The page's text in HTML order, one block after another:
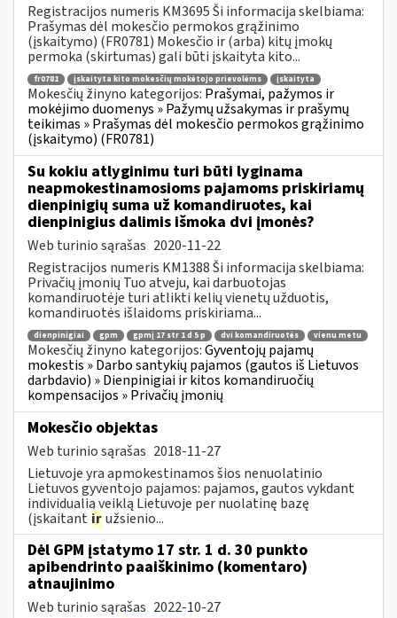
Registracijos numeris KM3695 Ši informacija skelbiama:
Prašymas dėl mokesčio permokos grąžinimo
(įskaitymo) (FR0781) Mokesčio ir (arba) kitų įmokų
permoka (skirtumas) gali būti įskaityta kito...
fr0781 įskaityta kito mokesčių mokėtojo prievolėms įskaityta
Mokesčių žinyno kategorijos: Prašymai, pažymos ir
mokėjimo duomenys » Pažymų užsakymas ir prašymų
teikimas » Prašymas dėl mokesčio permokos grąžinimo
(įskaitymo) (FR0781)
Su kokiu atlyginimu turi būti lyginama
neapmokestinamosioms pajamoms priskiriamų
dienpinigių suma už komandiruotes, kai
dienpinigius dalimis išmoka dvi įmonės?
Web turinio sąrašas 2020-11-22
Registracijos numeris KM1388 Ši informacija skelbiama:
Privačių įmonių Tuo atveju, kai darbuotojas
komandiruotėje turi atlikti kelių vienetų užduotis,
komandiruotės išlaidoms priskiriama...
dienpinigiai gpm gpmį 17 str 1 d 5 p dvi komandiruotės vienu metu
Mokesčių žinyno kategorijos:Gyventojų pajamų
mokestis » Darbo santykių pajamos (gautos iš Lietuvos
darbdavio) » Dienpinigiai ir kitos komandiruočių
kompensacijos » Privačių įmonių
Mokesčio objektas
Web turinio sąrašas 2018-11-27
Lietuvoje yra apmokestinamos šios nenuolatinio
Lietuvos gyventojo pajamos: pajamos, gautos vykdant
individualią veiklą Lietuvoje per nuolatinę bazę
(įskaitant iružsienio...
Dėl GPM įstatymo 17 str. 1 d. 30 punkto
apibendrinto paaiškinimo (komentaro)
atnaujinimo
Web turinio sąrašas 2022-10-27